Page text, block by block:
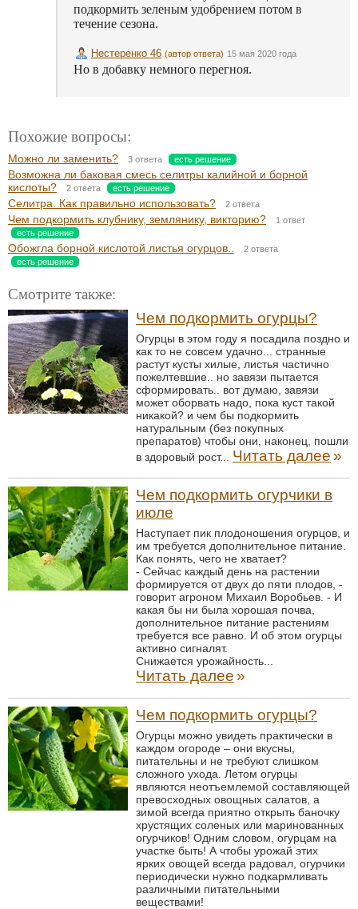
подкормить зеленым удобрением потом в
течение сезона.
Нестеренко 46 (автор ответа) 15 мая 2020 года
Но в добавку немного перегноя.
Похожие вопросы:
Можно ли заменить? 3 ответа есть решение
Возможна ли баковая смесь селитры калийной и борной
кислоты?
2 ответа есть решение
Селитра. Как правильно использовать? 2 ответа
Чем подкормить клубнику, землянику, викторию?
1 ответ
есть решение
Обожгла борной кислотой листья огурцов..
2 ответа
есть решение
Смотрите также:
Чем подкормить огурцы?
Огурцы в этом году я посадила поздно и
как то не совсем удачно... странные
растут кусты хилые, листья частично
пожелтевшие.. но завязи пытается
сформировать.. вот думаю, завязи
может оборвать надо, пока куст такой
никакой? и чем бы подкормить
натуральным (без покупных
препаратов) чтобы они, наконец, пошли
в здоровый рост... Читать далее»
Чем подкормить огурчики в
июле
Наступает пик плодоношения огурцов, и
им требуется дополнительное питание.
Как понять, чего не хватает?
- Сейчас каждый день на растении
формируется от двух до пяти плодов, -
говорит агроном Михаил Воробьев. - И
какая бы ни была хорошая почва,
дополнительное питание растениям
требуется все равно. И об этом огурцы
активно сигналят.
Снижается урожайность...
Читать далее»
Чем подкормить огурцы?
Огурцы можно увидеть практически в
каждом огороде – они вкусны,
питательны и не требуют слишком
сложного ухода. Летом огурцы
являются неотъемлемой составляющей
превосходных овощных салатов, а
зимой всегда приятно открыть баночку
хрустящих соленых или маринованных
огурчиков! Одним словом, огурцам на
участке быть! А чтобы урожай этих
ярких овощей всегда радовал, огурчики
периодически нужно подкармливать
различными питательными
веществами!